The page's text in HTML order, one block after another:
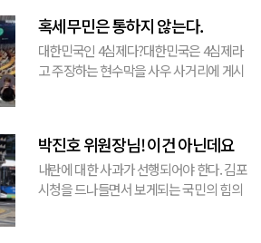
혹세무민은 통하지 않는다.
대한민국인 4심제다?대한민국은 4심제라
고 주장하는 현수막을 사우 사거리에 게시
민(惑...
박진호 위원장님! 이건 아닌데요
내란에 대한 사과가 선행되어야 한다. 김포
시청을 드나들면서 보게되는 국민의 힘의